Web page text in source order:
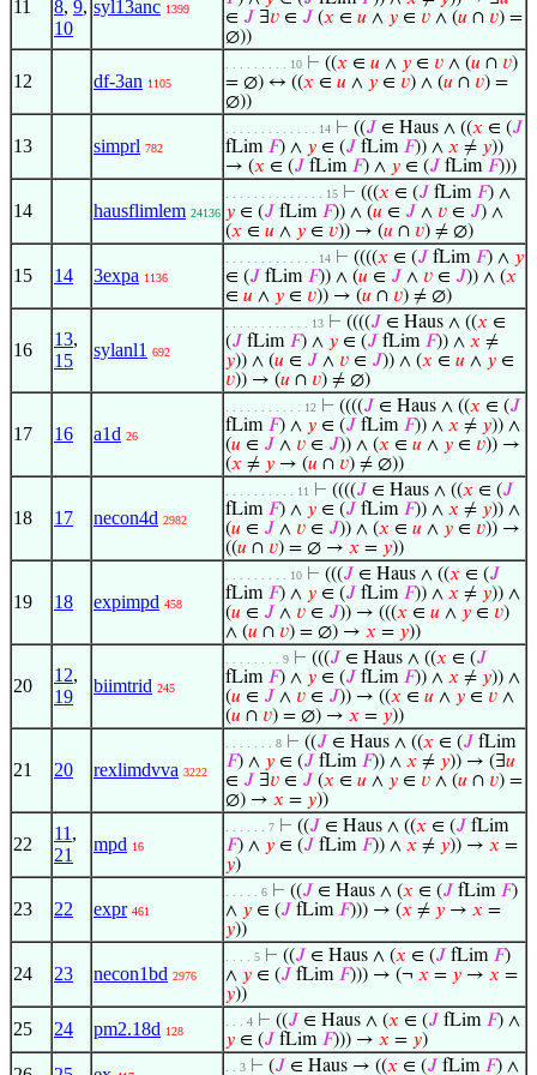
11 8, 9,
10
syl13anc 1399
∈ 𝐽 ∃𝑣 ∈ 𝐽 (𝑥 ∈ 𝑢 ∧ 𝑦 ∈ 𝑣 ∧ (𝑢 ∩ 𝑣) =
∅))
12 df-3an 1105
. . . . . . . . . 10 ⊢ ((𝑥 ∈ 𝑢 ∧ 𝑦 ∈ 𝑣 ∧ (𝑢 ∩ 𝑣)
= ∅) ↔ ((𝑥 ∈ 𝑢 ∧ 𝑦 ∈ 𝑣) ∧ (𝑢 ∩ 𝑣) =
∅))
13 simprl 782
. . . . . . . . . . . . . 14 ⊢ ((𝐽 ∈ Haus ∧ ((𝑥 ∈ (𝐽
fLim 𝐹) ∧ 𝑦 ∈ (𝐽 fLim 𝐹)) ∧ 𝑥 ≠ 𝑦))
→ (𝑥 ∈ (𝐽 fLim 𝐹) ∧ 𝑦 ∈ (𝐽 fLim 𝐹)))
14 hausflimlem 24136
. . . . . . . . . . . . . . 15 ⊢ (((𝑥 ∈ (𝐽 fLim 𝐹) ∧
𝑦 ∈ (𝐽 fLim 𝐹)) ∧ (𝑢 ∈ 𝐽 ∧ 𝑣 ∈ 𝐽) ∧
(𝑥 ∈ 𝑢 ∧ 𝑦 ∈ 𝑣)) → (𝑢 ∩ 𝑣) ≠ ∅)
15 14 3expa 1136
. . . . . . . . . . . . . 14 ⊢ ((((𝑥 ∈ (𝐽 fLim 𝐹) ∧ 𝑦
∈ (𝐽 fLim 𝐹)) ∧ (𝑢 ∈ 𝐽 ∧ 𝑣 ∈ 𝐽)) ∧ (𝑥
∈ 𝑢 ∧ 𝑦 ∈ 𝑣)) → (𝑢 ∩ 𝑣) ≠ ∅)
16
13,
15
sylanl1 692
. . . . . . . . . . . . 13 ⊢ ((((𝐽 ∈ Haus ∧ ((𝑥 ∈
(𝐽 fLim 𝐹) ∧ 𝑦 ∈ (𝐽 fLim 𝐹)) ∧ 𝑥 ≠
𝑦)) ∧ (𝑢 ∈ 𝐽 ∧ 𝑣 ∈ 𝐽)) ∧ (𝑥 ∈ 𝑢 ∧ 𝑦 ∈
𝑣)) → (𝑢 ∩ 𝑣) ≠ ∅)
17 16 a1d 26
. . . . . . . . . . . 12 ⊢ ((((𝐽 ∈ Haus ∧ ((𝑥 ∈ (𝐽
fLim 𝐹) ∧ 𝑦 ∈ (𝐽 fLim 𝐹)) ∧ 𝑥 ≠ 𝑦)) ∧
(𝑢 ∈ 𝐽 ∧ 𝑣 ∈ 𝐽)) ∧ (𝑥 ∈ 𝑢 ∧ 𝑦 ∈ 𝑣)) →
(𝑥 ≠ 𝑦 → (𝑢 ∩ 𝑣) ≠ ∅))
18 17 necon4d 2982
. . . . . . . . . . 11 ⊢ ((((𝐽 ∈ Haus ∧ ((𝑥 ∈ (𝐽
fLim 𝐹) ∧ 𝑦 ∈ (𝐽 fLim 𝐹)) ∧ 𝑥 ≠ 𝑦)) ∧
(𝑢 ∈ 𝐽 ∧ 𝑣 ∈ 𝐽)) ∧ (𝑥 ∈ 𝑢 ∧ 𝑦 ∈ 𝑣)) →
((𝑢 ∩ 𝑣) = ∅ → 𝑥 = 𝑦))
19 18 expimpd 458
. . . . . . . . . 10 ⊢ (((𝐽 ∈ Haus ∧ ((𝑥 ∈ (𝐽
fLim 𝐹) ∧ 𝑦 ∈ (𝐽 fLim 𝐹)) ∧ 𝑥 ≠ 𝑦)) ∧
(𝑢 ∈ 𝐽 ∧ 𝑣 ∈ 𝐽)) → (((𝑥 ∈ 𝑢 ∧ 𝑦 ∈ 𝑣)
∧ (𝑢 ∩ 𝑣) = ∅) → 𝑥 = 𝑦))
20
12,
19
biimtrid 245
. . . . . . . . 9 ⊢ (((𝐽 ∈ Haus ∧ ((𝑥 ∈ (𝐽
fLim 𝐹) ∧ 𝑦 ∈ (𝐽 fLim 𝐹)) ∧ 𝑥 ≠ 𝑦)) ∧
(𝑢 ∈ 𝐽 ∧ 𝑣 ∈ 𝐽)) → ((𝑥 ∈ 𝑢 ∧ 𝑦 ∈ 𝑣 ∧
(𝑢 ∩ 𝑣) = ∅) → 𝑥 = 𝑦))
21 20 rexlimdvva 3222
. . . . . . . 8 ⊢ ((𝐽 ∈ Haus ∧ ((𝑥 ∈ (𝐽 fLim
𝐹) ∧ 𝑦 ∈ (𝐽 fLim 𝐹)) ∧ 𝑥 ≠ 𝑦)) → (∃𝑢
∈ 𝐽 ∃𝑣 ∈ 𝐽 (𝑥 ∈ 𝑢 ∧ 𝑦 ∈ 𝑣 ∧ (𝑢 ∩ 𝑣) =
∅) → 𝑥 = 𝑦))
22
11 ,
21
mpd 16
. . . . . . 7 ⊢ ((𝐽 ∈ Haus ∧ ((𝑥 ∈ (𝐽 fLim
𝐹) ∧ 𝑦 ∈ (𝐽 fLim 𝐹)) ∧ 𝑥 ≠ 𝑦)) → 𝑥 =
𝑦)
23 22 expr 461
. . . . . 6 ⊢ ((𝐽 ∈ Haus ∧ (𝑥 ∈ (𝐽 fLim 𝐹)
∧ 𝑦 ∈ (𝐽 fLim 𝐹))) → (𝑥 ≠ 𝑦 → 𝑥 =
𝑦))
24 23 necon1bd 2976
. . . . 5 ⊢ ((𝐽 ∈ Haus ∧ (𝑥 ∈ (𝐽 fLim 𝐹)
∧ 𝑦 ∈ (𝐽 fLim 𝐹))) → (¬ 𝑥 = 𝑦 → 𝑥 =
𝑦))
25 24 pm2.18d 128
. . . 4 ⊢ ((𝐽 ∈ Haus ∧ (𝑥 ∈ (𝐽 fLim 𝐹) ∧
𝑦 ∈ (𝐽 fLim 𝐹))) → 𝑥 = 𝑦)
. . 3 ⊢ (𝐽 ∈ Haus → ((𝑥 ∈ (𝐽 fLim 𝐹) ∧